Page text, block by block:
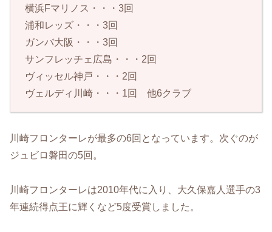
横浜Fマリノス・・・3回
浦和レッズ・・・3回
ガンバ大阪・・・3回
サンフレッチェ広島・・・2回
ヴィッセル神戸・・・2回
ヴェルディ川崎・・・1回 他6クラブ
川崎フロンターレが最多の6回となっています。次ぐのが
ジュビロ磐田の5回。
川崎フロンターレは2010年代に入り、大久保嘉人選手の3
年連続得点王に輝くなど5度受賞しました。